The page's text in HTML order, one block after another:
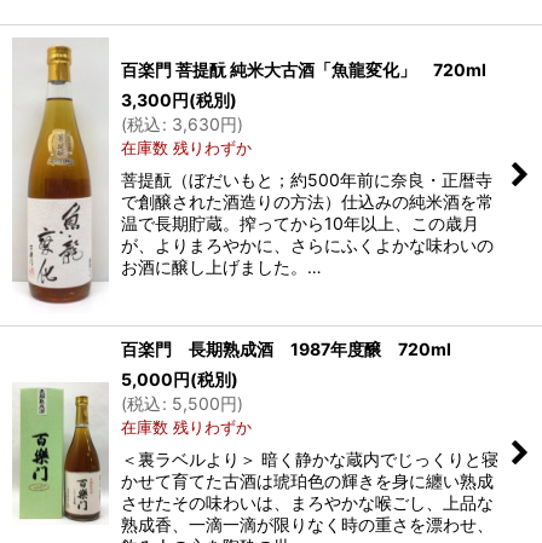
百楽門 菩提酛 純米大古酒「魚龍変化」 720ml
3,300円(税別)
(税込: 3,630円)
在庫数 残りわずか
菩提酛（ぼだいもと；約500年前に奈良・正暦寺
で創醸された酒造りの方法）仕込みの純米酒を常
温で長期貯蔵。搾ってから10年以上、この歳月
が、よりまろやかに、さらにふくよかな味わいの
お酒に醸し上げました。…
百楽門 長期熟成酒 1987年度醸 720ml
5,000円(税別)
(税込: 5,500円)
在庫数 残りわずか
＜裏ラベルより＞ 暗く静かな蔵内でじっくりと寝
かせて育てた古酒は琥珀色の輝きを身に纏い熟成
させたその味わいは、まろやかな喉ごし、上品な
熟成香、一滴一滴が限りなく時の重さを漂わせ、